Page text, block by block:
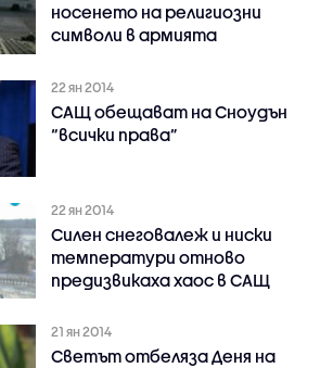
носенето на религиозни
символи в армията
22 ян 2014
САЩ обещават на Сноудън
“всички права”
22 ян 2014
Силен снеговалеж и ниски
температури отново
предизвикаха хаос в САЩ
21 ян 2014
Светът отбеляза Деня на